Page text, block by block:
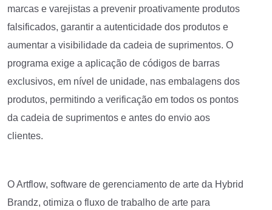
marcas e varejistas a prevenir proativamente produtos
falsificados, garantir a autenticidade dos produtos e
aumentar a visibilidade da cadeia de suprimentos. O
programa exige a aplicação de códigos de barras
exclusivos, em nível de unidade, nas embalagens dos
produtos, permitindo a verificação em todos os pontos
da cadeia de suprimentos e antes do envio aos
clientes.
O Artflow, software de gerenciamento de arte da Hybrid
Brandz, otimiza o fluxo de trabalho de arte para